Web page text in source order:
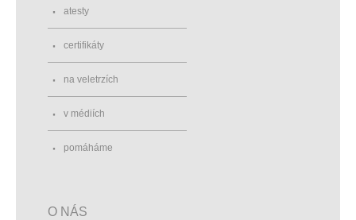
atesty
certifikáty
na veletrzích
v médiích
pomáháme
O NÁS